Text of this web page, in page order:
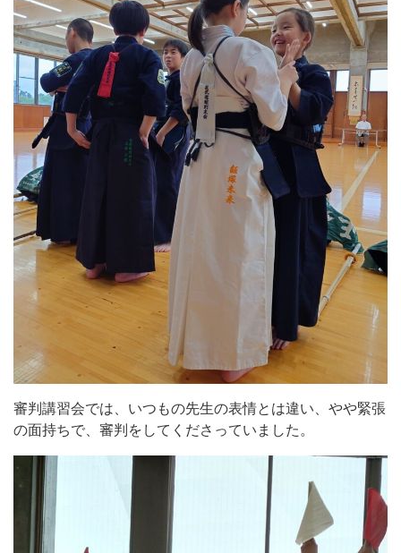
審判講習会では、いつもの先生の表情とは違い、やや緊張
の面持ちで、審判をしてくださっていました。